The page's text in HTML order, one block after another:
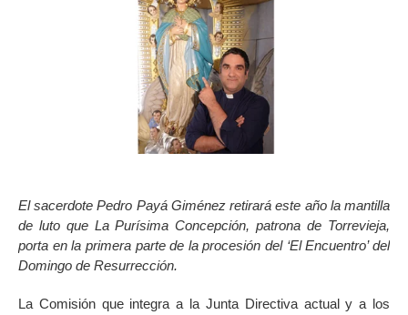
El sacerdote Pedro Payá Giménez retirará este año la mantilla
de luto que La Purísima Concepción, patrona de Torrevieja,
porta en la primera parte de la procesión del ‘El Encuentro’ del
Domingo de Resurrección.
La Comisión que integra a la Junta Directiva actual y a los